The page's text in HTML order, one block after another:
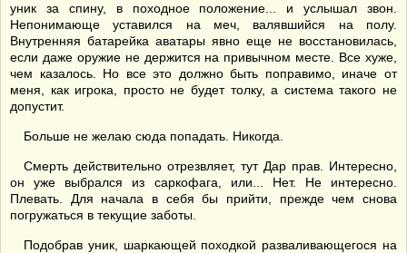
уник за спину, в походное положение... и услышал звон.
Непонимающе уставился на меч, валявшийся на полу.
Внутренняя батарейка аватары явно еще не восстановилась,
если даже оружие не держится на привычном месте. Все хуже,
чем казалось. Но все это должно быть поправимо, иначе от
меня, как игрока, просто не будет толку, а система такого не
допустит.
Больше не желаю сюда попадать. Никогда.
Смерть действительно отрезвляет, тут Дар прав. Интересно,
он уже выбрался из саркофага, или... Нет. Не интересно.
Плевать. Для начала в себя бы прийти, прежде чем снова
погружаться в текущие заботы.
Подобрав уник, шаркающей походкой разваливающегося на